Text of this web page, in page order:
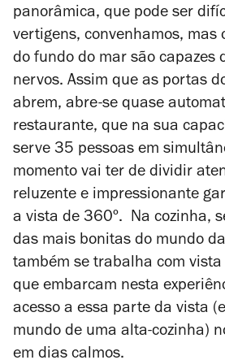
panorâmica, que pode ser
vertigens, convenhamos, mas
do fundo do mar são capazes
nervos. Assim que as portas
abrem, abre-se quase
restaurante, que na sua
serve 35 pessoas em
momento vai ter de dividir
reluzente e impressionante
a vista de 360º. Na cozinha,
das mais bonitas do mundo
também se trabalha com vista
que embarcam nesta
acesso a essa parte da vista
mundo de uma alta-cozinha)
em dias calmos.